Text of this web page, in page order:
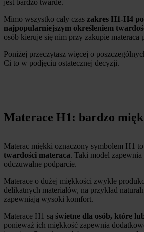
jest bardzo twarde.
Mimo wszystko cały czas zakres H1-H4
najpopularniejszym określeniem
osób kieruje się nim przy zakupie materaca
Poniżej przeczytasz więcej o
Ci to w podjęciu ostatecznej decyzji.
Materace H1: bardzo
Materac miękki oznaczony symbolem H1 to
twardości materaca. Taki model zapewnia
odczuwalne podparcie.
Materace o dużej miękkości zwykle
delikatnych materiałów, na przykład
zapewniają wysoki komfort.
Materace H1 są świetne dla osób, które
ponieważ ich miękkość zapewnia